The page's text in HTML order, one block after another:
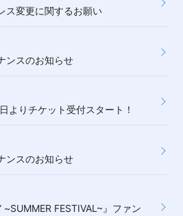
ス変更に関するお願い
ンスのお知らせ
よりチケット受付スタート！
ンスのお知らせ
~SUMMER FESTIVAL~』ファン